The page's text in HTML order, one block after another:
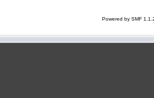
Powered by SMF